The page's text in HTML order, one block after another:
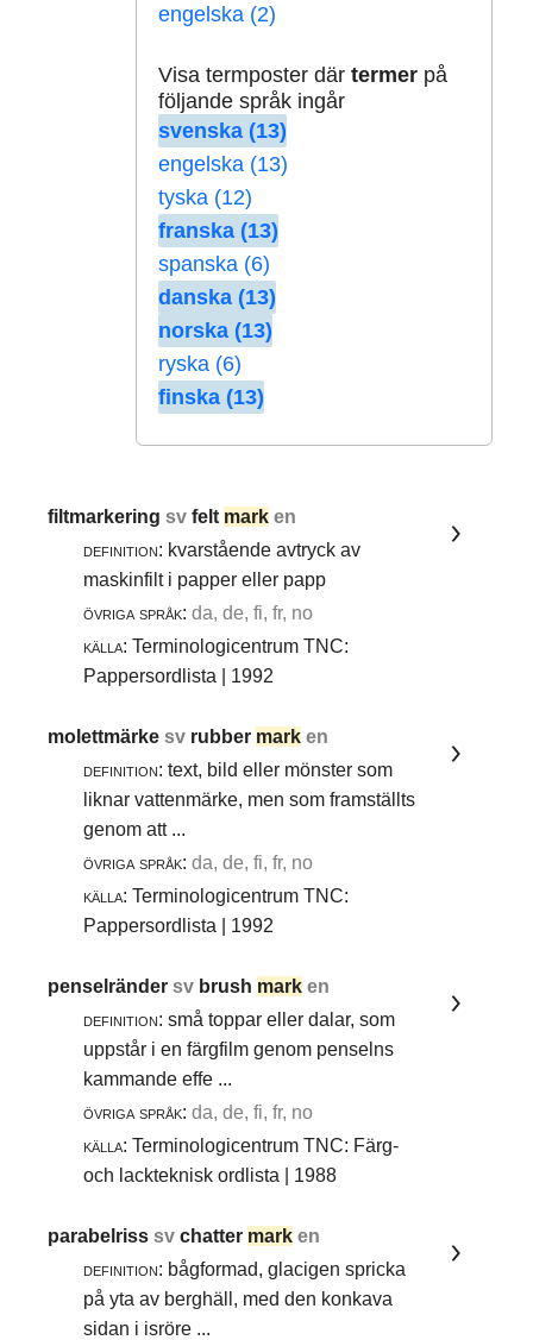
engelska (2)
Visa termposter där termerpå
följande språk ingår
svenska (13)
engelska (13)
tyska (12)
franska (13)
spanska (6)
danska (13)
norska (13)
ryska (6)
finska (13)
filtmarkeringsvfelt mark en
definition: kvarstående avtryck av
maskinfilt i papper eller papp
övriga språk: da, de, fi, fr, no
källa: Terminologicentrum TNC:
Pappersordlista | 1992
molettmärkesv rubber mark en
definition: text, bild eller mönster som
liknar vattenmärke, men som framställts
genom att ...
övriga språk: da, de, fi, fr, no
källa: Terminologicentrum TNC:
Pappersordlista | 1992
penselrändersv brush mark en
definition: små toppar eller dalar, som
uppstår i en färgfilm genom penselns
kammande effe ...
övriga språk: da, de, fi, fr, no
källa: Terminologicentrum TNC: Färg-
och lackteknisk ordlista | 1988
parabelrisssvchatter mark en
definition: bågformad, glacigen spricka
på yta av berghäll, med den konkava
sidan i isröre ...